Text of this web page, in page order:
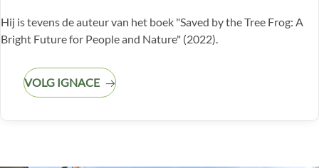
Hij is tevens de auteur van het boek "Saved by the Tree Frog: A
Bright Future for People and Nature" (2022).
VOLG IGNACE